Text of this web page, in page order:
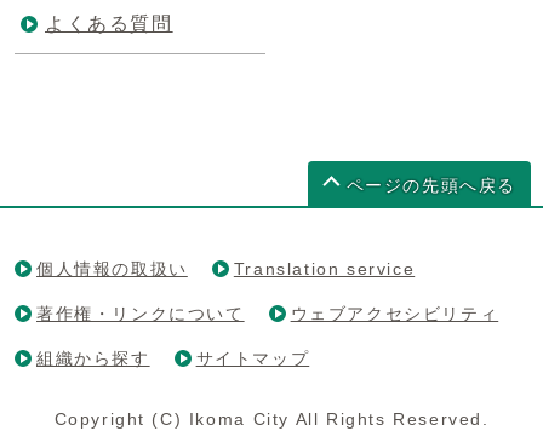
よくある質問
ページの先頭へ戻る
個人情報の取扱い Translation service
著作権・リンクについて ウェブアクセシビリティ
組織から探す サイトマップ
Copyright (C) Ikoma City All Rights Reserved.